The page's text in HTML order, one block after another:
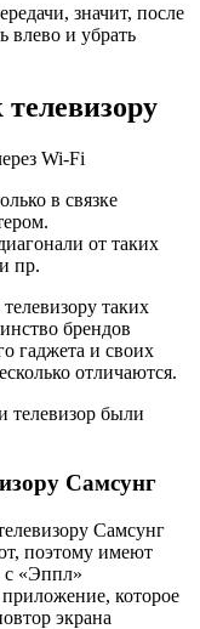
значит, после
влево и убрать
Wi-Fi
в связке
от таких
пр.
таких
брендов
гаджета и своих
отличаются.
телевизор были
Самсунг
Самсунг
поэтому имеют
с «Эппл»
которое
экрана